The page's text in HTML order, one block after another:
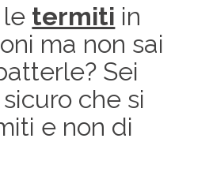
termiti in
ma non sai
Sei
che si
e non di